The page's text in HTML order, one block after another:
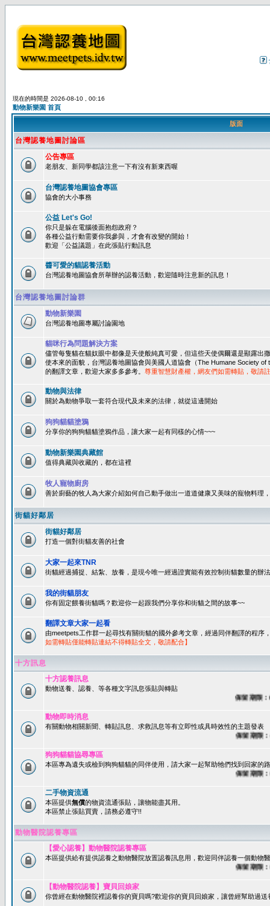
現在的時間是 2026-08-10 , 00:16
動物新樂園 首頁
版面
台灣認養地圖討論區
公告專區
老朋友、新同學都該注意一下有沒有新東西喔
台灣認養地圖協會專區
協會的大小事務
公益 Let's Go!
你只是躲在電腦後面抱怨政府？
各種公益行動需要你我參與，才會有改變的開始！
歡迎「公益議題」在此張貼行動訊息
醬可愛的貓認養活動
台灣認養地圖協會所舉辦的認養活動，歡迎隨時注意新的訊息！
台灣認養地圖討論群
動物新樂園
台灣認養地圖專屬討論園地
貓咪行為問題解決方案
儘管每隻貓在貓奴眼中都像是天使般純真可愛，但這些天使偶爾還是顯露出
使本來的面貌，台灣認養地圖協會與美國人道協會（The Humane Society
的翻譯文章，歡迎大家多多參考。 尊重智慧財產權，網友們如需轉貼，敬請
動物與法律
關於為動物爭取一套符合現代及未來的法律，就從這邊開始
狗狗貓貓塗鴉
分享你的狗狗貓貓塗鴉作品，讓大家一起有同樣的心情~~~
動物新樂園典藏館
值得典藏與收藏的，都在這裡
牧人寵物廚房
善於廚藝的牧人為大家介紹如何自己動手做出一道道健康又美味的寵物料理
街貓好鄰居
街貓好鄰居
打造一個對街貓友善的社會
大家一起來TNR
街貓經過捕捉、結紮、放養，是現今唯一經過證實能有效控制街貓數量的辦
我的街貓朋友
你有固定餵養街貓嗎？歡迎你一起跟我們分享你和街貓之間的故事~~
翻譯文章大家一起看
由meetpets工作群一起尋找有關街貓的國外參考文章，經過同伴翻譯的程序
如需轉貼僅能轉貼連結不得轉貼全文，敬請配合】
十方訊息
十方認養訊息
動物送養、認養、等各種文字訊息張貼與轉貼
保留期限：60
動物即時消息
有關動物相關新聞、轉貼訊息、求救訊息等有立即性或具時效性的主題發表
保留期限：45
狗狗貓貓協尋專區
本區專為遺失或檢到狗狗貓貓的同伴使用，請大家一起幫助牠們找到回家的
保留期限：60
二手物資流通
本區提供無償的物資流通張貼，讓物能盡其用。
本區禁止張貼買賣，請務必遵守!!
動物醫院認養專區
【愛心認養】動物醫院認養專區
本區提供給有提供認養之動物醫院放置認養訊息用，歡迎同伴認養一個動物
保留期限：60
【動物醫院認養】寶貝回娘家
你曾經在動物醫院裡認養你的寶貝嗎?歡迎你的寶貝回娘家，讓曾經幫助過